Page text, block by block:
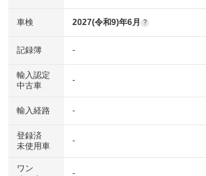
車検 2027(令和9)年6月 ?
記録簿 -
輸入認定
中古車
-
輸入経路 -
登録済
未使用車
-
ワン
-